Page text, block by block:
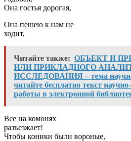
Она гостья дорогая,
Она пешею к нам не
ходит,
Читайте также: ОБЪЕКТ И
ИЛИ ПРИКЛАДНОГО
ИССЛЕДОВАНИЯ – тема
читайте бесплатно текст
работы в электронной
Все на комонях
разъезжает!
Чтобы коники были вороные,